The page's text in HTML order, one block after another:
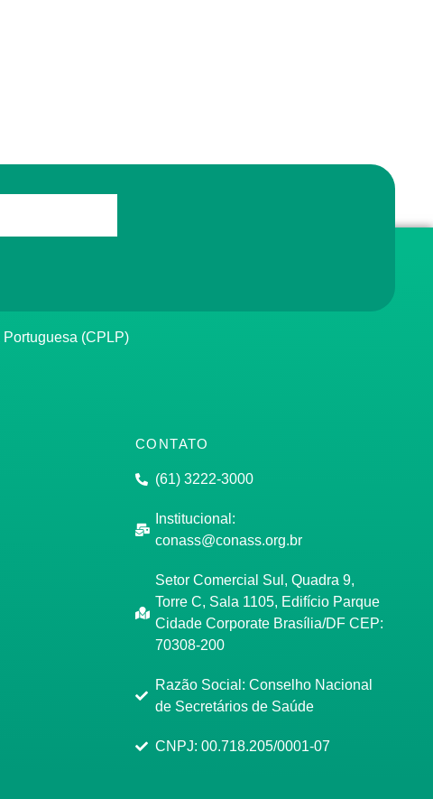
Portuguesa (CPLP)
CONTATO
(61) 3222-3000
Institucional:
conass@conass.org.br
Setor Comercial Sul, Quadra 9,
Torre C, Sala 1105, Edifício Parque
Cidade Corporate Brasília/DF CEP:
70308-200
Razão Social: Conselho Nacional
de Secretários de Saúde
CNPJ: 00.718.205/0001-07